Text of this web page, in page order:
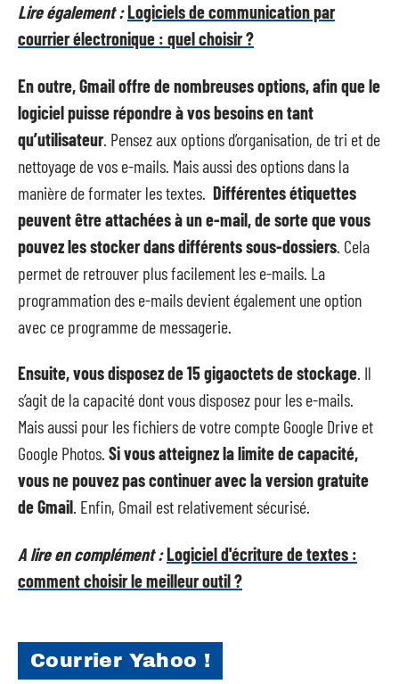
Lire également :Logiciels de communication par
courrier électronique : quel choisir ?
En outre, Gmail offre de nombreuses options, afin que le
logiciel puisse répondre à vos besoins en tant
qu’utilisateur. Pensez aux options d’organisation, de tri et de
nettoyage de vos e-mails. Mais aussi des options dans la
manière de formater les textes. Différentes étiquettes
peuvent être attachées à un e-mail, de sorte que vous
pouvez les stocker dans différents sous-dossiers . Cela
permet de retrouver plus facilement les e-mails. La
programmation des e-mails devient également une option
avec ce programme de messagerie.
Ensuite, vous disposez de 15 gigaoctets de stockage. Il
s’agit de la capacité dont vous disposez pour les e-mails.
Mais aussi pour les fichiers de votre compte Google Drive et
Google Photos. Si vous atteignez la limite de capacité,
vous ne pouvez pas continuer avec la version gratuite
de Gmail. Enfin, Gmail est relativement sécurisé.
A lire en complément :Logiciel d'écriture de textes :
comment choisir le meilleur outil ?
Courrier Yahoo !